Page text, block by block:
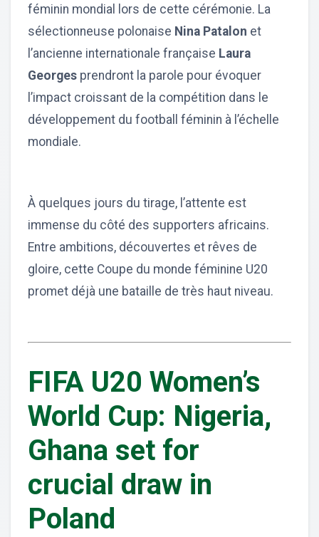
féminin mondial lors de cette cérémonie. La
sélectionneuse polonaise Nina Patalon et
l’ancienne internationale française Laura
Georges prendront la parole pour évoquer
l’impact croissant de la compétition dans le
développement du football féminin à l’échelle
mondiale.
À quelques jours du tirage, l’attente est
immense du côté des supporters africains.
Entre ambitions, découvertes et rêves de
gloire, cette Coupe du monde féminine U20
promet déjà une bataille de très haut niveau.
FIFA U20 Women’s
World Cup: Nigeria,
Ghana set for
crucial draw in
Poland